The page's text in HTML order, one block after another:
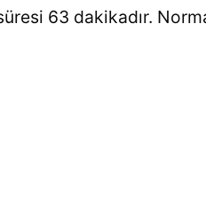
63 dakikadır.